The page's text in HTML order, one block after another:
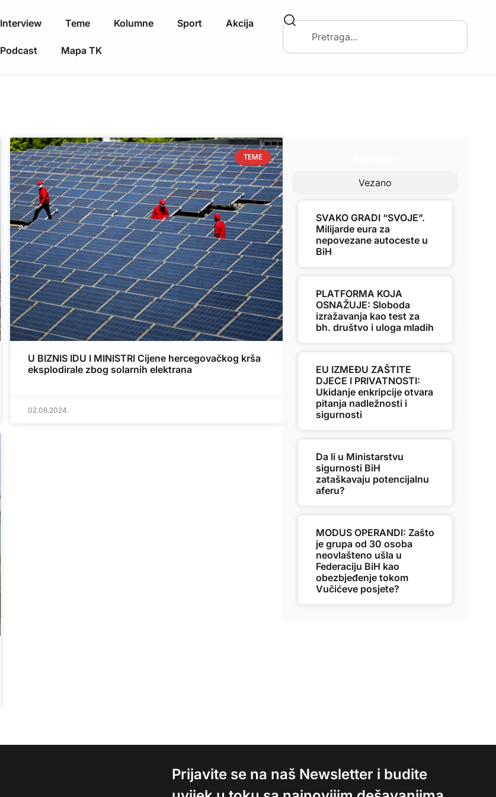
Interview Teme Kolumne Sport Akcija
Podcast Mapa TK
TEME
U BIZNIS IDU I MINISTRI Cijene hercegovačkog krša
eksplodirale zbog solarnih elektrana
02.06.2024.
Vezano
SVAKO GRADI “SVOJE”.
Milijarde eura za
nepovezane autoceste u
BiH
PLATFORMA KOJA
OSNAŽUJE: Sloboda
izražavanja kao test za
bh. društvo i uloga mladih
EU IZMEĐU ZAŠTITE
DJECE I PRIVATNOSTI:
Ukidanje enkripcije otvara
pitanja nadležnosti i
sigurnosti
Da li u Ministarstvu
sigurnosti BiH
zataškavaju potencijalnu
aferu?
MODUS OPERANDI: Zašto
je grupa od 30 osoba
neovlašteno ušla u
Federaciju BiH kao
obezbjeđenje tokom
Vučićeve posjete?
Prijavite se na naš Newsletter i budite